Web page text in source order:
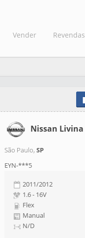
Vender Revendas
Nissan Livina
São Paulo, SP
EYN-***5
2011/2012
1.6 - 16V
Flex
Manual
N/D